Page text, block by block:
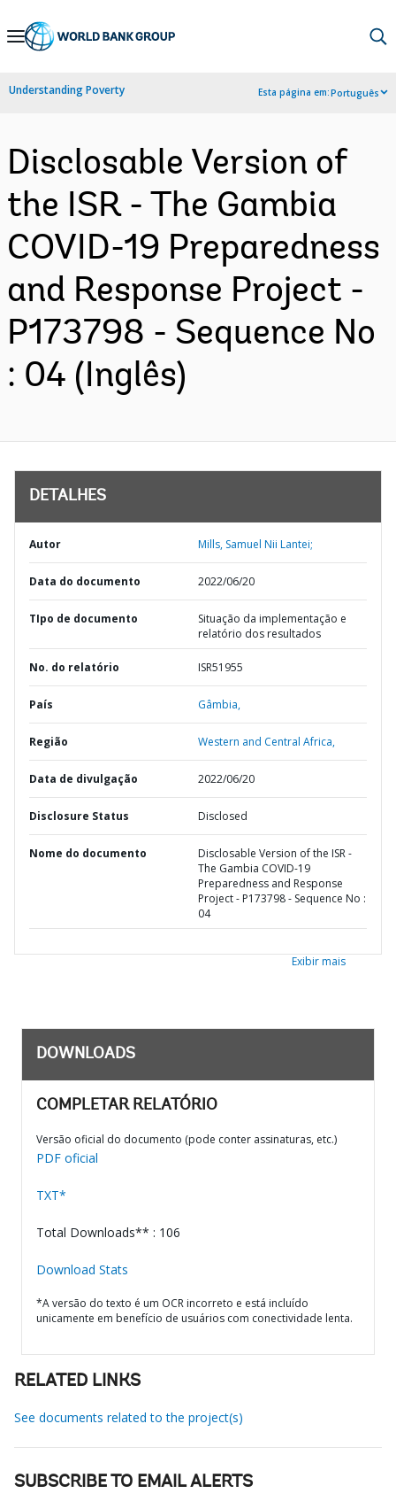
Skip
Navigation
Understanding Poverty Esta página em:Português
Disclosable Version of
the ISR - The Gambia
COVID-19 Preparedness
and Response Project -
P173798 - Sequence No
: 04 (Inglês)
DETALHES
Autor Mills, Samuel Nii Lantei;
Data do documento 2022/06/20
TIpo de documento
Situação da implementação e
relatório dos resultados
No. do relatório ISR51955
País Gâmbia,
Região Western and Central Africa,
Data de divulgação 2022/06/20
Disclosure Status Disclosed
Nome do documento
Disclosable Version of the ISR -
The Gambia COVID-19
Preparedness and Response
Project - P173798 - Sequence No :
04
Exibir mais
DOWNLOADS
COMPLETAR RELATÓRIO
Versão oficial do documento (pode conter assinaturas, etc.)
PDF oficial
TXT*
Total Downloads** : 106
Download Stats
*A versão do texto é um OCR incorreto e está incluído
unicamente em benefício de usuários com conectividade lenta.
RELATED LINKS
See documents related to the project(s)
SUBSCRIBE TO EMAIL ALERTS